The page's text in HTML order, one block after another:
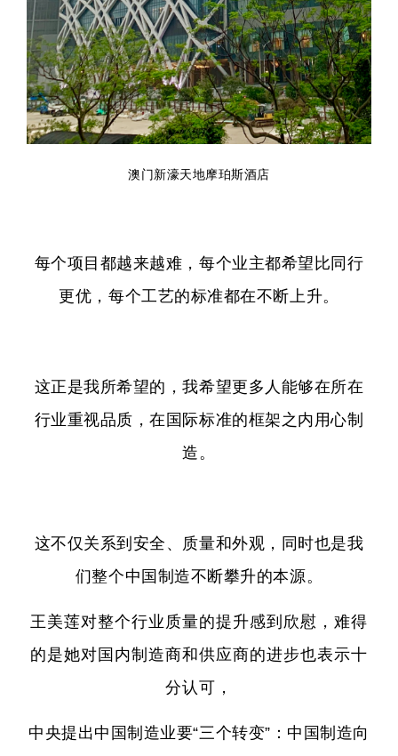
澳门新濠天地摩珀斯酒店
每个项目都越来越难，每个业主都希望比同行
更优，每个工艺的标准都在不断上升。
这正是我所希望的，我希望更多人能够在所在
行业重视品质，在国际标准的框架之内用心制
造。
这不仅关系到安全、质量和外观，同时也是我
们整个中国制造不断攀升的本源。
王美莲对整个行业质量的提升感到欣慰，难得
的是她对国内制造商和供应商的进步也表示十
分认可，
中央提出中国制造业要“三个转变”：中国制造向